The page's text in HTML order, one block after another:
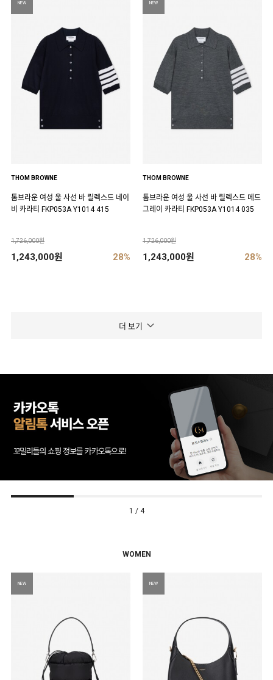
NEW
THOM BROWNE
톰브라운 여성 울 사선 바 릴렉스드 네이
비 카라티 FKP053A Y1014 415
1,726,000원
1,243,000원 28%
NEW
THOM BROWNE
톰브라운 여성 울 사선 바 릴렉스드 메드
그레이 카라티 FKP053A Y1014 035
1,726,000원
1,243,000원 28%
더 보기
2 / 4
WOMEN
NEW NEW